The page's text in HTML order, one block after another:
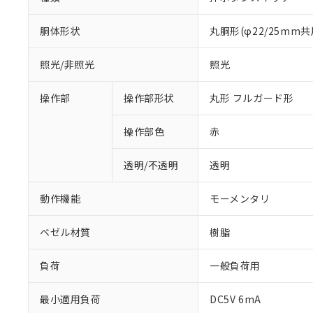
胴体形状 丸胴形(φ22/25mm共
照光/非照光 照光
操作部 操作部形状 丸形 フルガード形
操作部色 赤
透明/不透明 透明
動作機能 モーメンタリ
ベゼル材質 樹脂
負荷 一般負荷用
最小適用負荷 DC5V 6mA
※1 対応状況